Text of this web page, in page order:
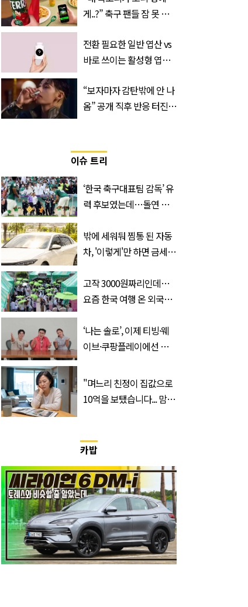
게..?” 축구 팬들 잠 못 들
트
전환 필요한 일반 엽산 vs
바로 쓰이는 활성형 엽
‘Quatrefolic®’ 주목
“보자마자 감탄밖에 안 나
옴” 공개 직후 반응 터진
이슈 트리
‘한국 축구대표팀 감독’ 유
력 후보였는데…돌연 코
‘거장’
밖에 세워둬 찜통 된 자동
차, '이렇게'만 하면 금세
고작 3000원짜리인데…
요즘 한국 여행 온 외국인
것'
‘나는 솔로’, 이제 티빙·웨
이브·쿠팡플레이에선 못
개
"며느리 친정이 집값으로
10억을 보탰습니다... 맘이
카밥